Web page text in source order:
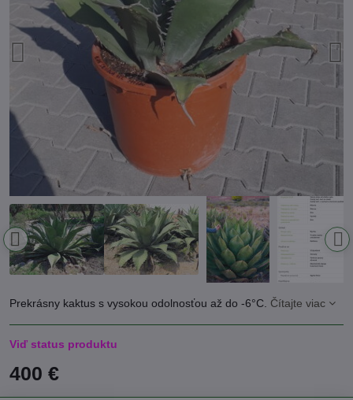
Prekrásny kaktus s vysokou odolnosťou až do -6°C. Čítajte viac
Viď status produktu
400 €